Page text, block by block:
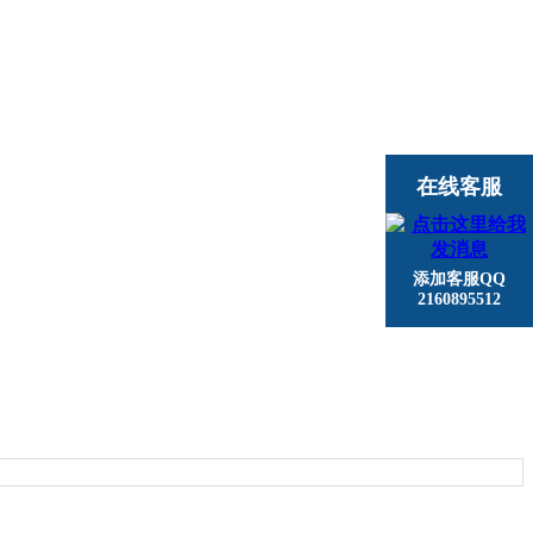
在线客服
添加客服QQ
2160895512